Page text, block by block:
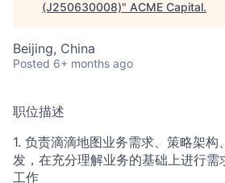
(J250630008)" ACME Capital.
Beijing, China
Posted 6+ months ago
职位描述
1. 负责滴滴地图业务需求、策略架
发，在充分理解业务的基础上进行需
工作